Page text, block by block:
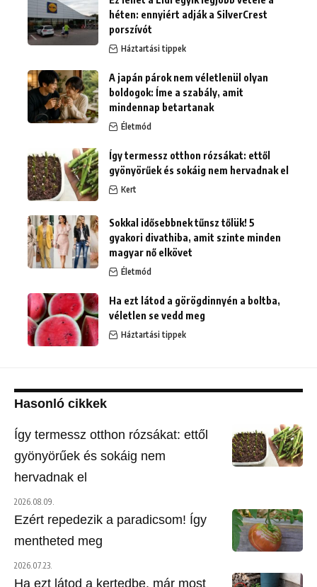
héten: ennyiért adják a SilverCrest
porszívót
Háztartási tippek
A japán párok nem véletlenül olyan
boldogok: Íme a szabály, amit
mindennap betartanak
Életmód
Így termessz otthon rózsákat: ettől
gyönyörűek és sokáig nem hervadnak el
Kert
Sokkal idősebbnek tűnsz tőlük! 5
gyakori divathiba, amit szinte minden
magyar nő elkövet
Életmód
Ha ezt látod a görögdinnyén a boltba,
véletlen se vedd meg
Háztartási tippek
Hasonló cikkek
Így termessz otthon rózsákat: ettől
gyönyörűek és sokáig nem
hervadnak el
2026.08.09.
Ezért repedezik a paradicsom! Így
mentheted meg
2026.07.23.
Ha ezt látod a kertedbe, már most